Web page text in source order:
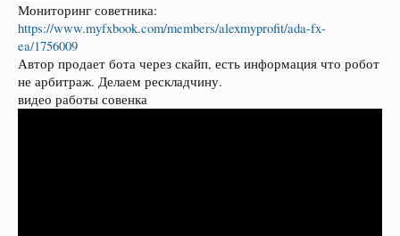
Мониторинг советника:
https://www.myfxbook.com/members/alexmyprofit/ada-fx-
ea/1756009
Автор продает бота через скайп, есть информация что робот
не арбитраж. Делаем рескладчину.
видео работы совенка